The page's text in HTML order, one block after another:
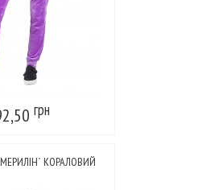
грн
КОРАЛОВИЙ